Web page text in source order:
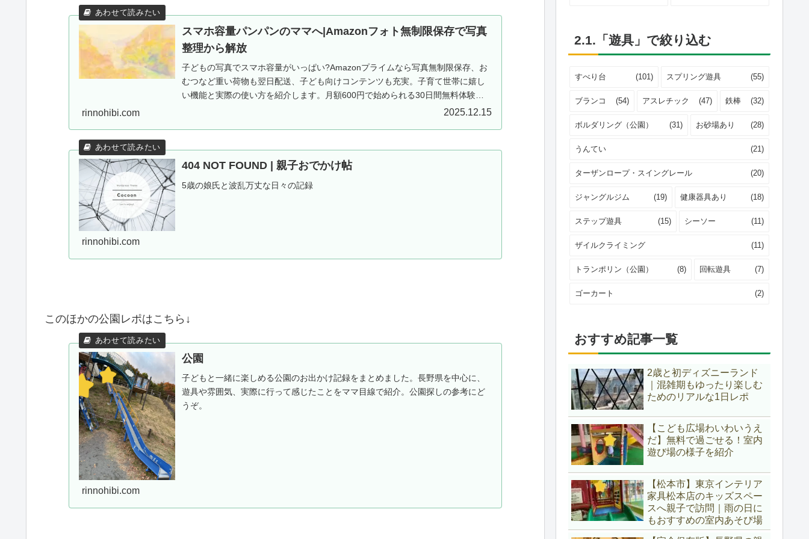
スマホ容量パンパンのママへ|Amazonフォト無制限保存で写真
整理から解放
子どもの写真でスマホ容量がいっぱい?Amazonプライムなら写真無制限保存、お
むつなど重い荷物も翌日配送、子ども向けコンテンツも充実。子育て世帯に嬉し
い機能と実際の使い方を紹介します。月額600円で始められる30日間無料体験実
rinnohibi.com 2025.12.15
404 NOT FOUND | 親子おでかけ帖
5歳の娘氏と波乱万丈な日々の記録
rinnohibi.com
このほかの公園レポはこちら↓
公園
子どもと一緒に楽しめる公園のお出かけ記録をまとめました。長野県を中心に、
遊具や雰囲気、実際に行って感じたことをママ目線で紹介。公園探しの参考にど
うぞ。
rinnohibi.com
2.1.「遊具」で絞り込む
すべり台 (101) スプリング遊具 (55)
ブランコ (54) アスレチック (47) 鉄棒 (32)
ボルダリング（公園） (31) お砂場あり (28)
うんてい (21)
ターザンロープ・スイングレール (20)
ジャングルジム (19) 健康器具あり (18)
ステップ遊具 (15) シーソー (11)
ザイルクライミング (11)
トランポリン（公園） (8) 回転遊具 (7)
ゴーカート (2)
おすすめ記事一覧
2歳と初ディズニーランド
｜混雑期もゆったり楽しむ
ためのリアルな1日レポ
【こども広場わいわいうえ
だ】無料で過ごせる！室内
遊び場の様子を紹介
【松本市】東京インテリア
家具松本店のキッズスペー
スへ親子で訪問｜雨の日に
もおすすめの室内あそび場